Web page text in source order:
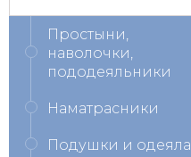
Простыни,
наволочки,
пододеяльники
Наматрасники
Подушки и одеяла